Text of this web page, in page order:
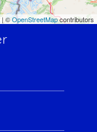
| ©OpenStreetMapcontributors